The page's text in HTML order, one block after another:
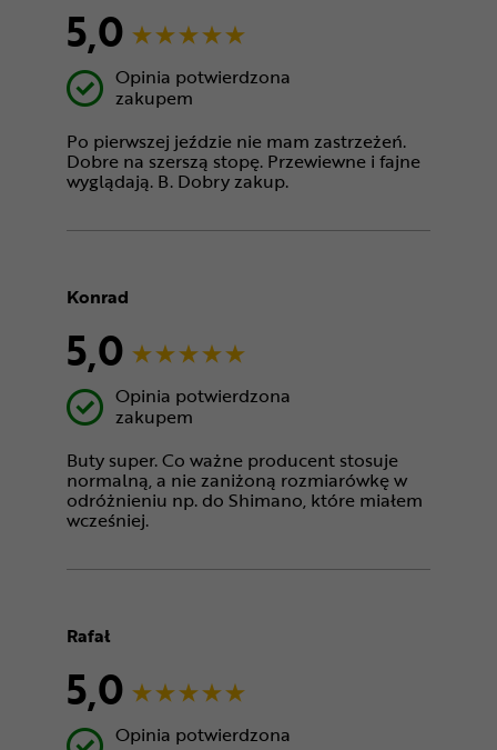
5,0
Opinia potwierdzona
zakupem
Po pierwszej jeździe nie mam zastrzeżeń.
Dobre na szerszą stopę. Przewiewne i fajne
wyglądają. B. Dobry zakup.
Konrad
5,0
Opinia potwierdzona
zakupem
Buty super. Co ważne producent stosuje
normalną, a nie zaniżoną rozmiarówkę w
odróżnieniu np. do Shimano, które miałem
wcześniej.
Rafał
5,0
Opinia potwierdzona